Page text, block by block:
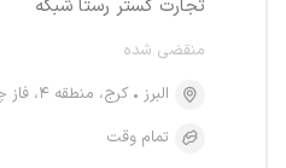
تجارت گستر رستا شبکه
منقضی شده
البرز
کرج، منطقه ۴، فاز چهار مهرشهر
تمام وقت